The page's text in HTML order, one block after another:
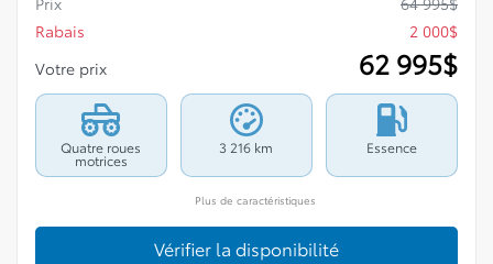
Rabais
2 000$
Votre prix
62 995$
Quatre roues
motrices
3 216 km Essence
Plus de caractéristiques
Vérifier la disponibilité